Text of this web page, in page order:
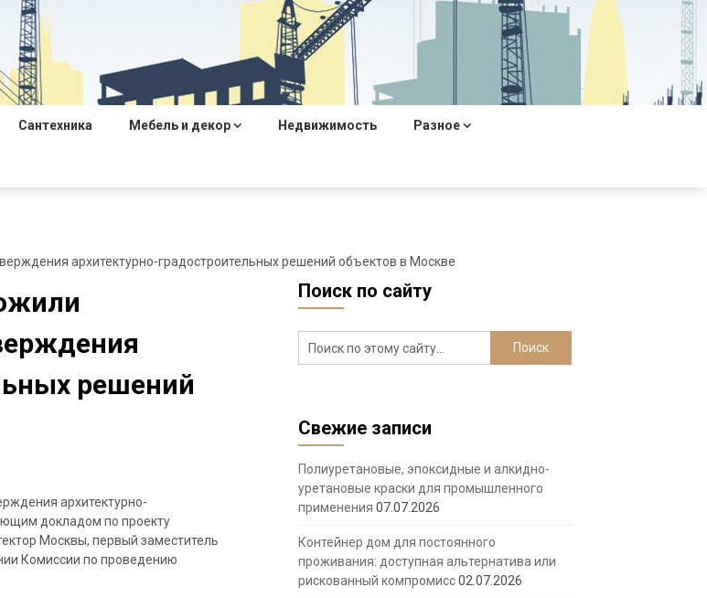
Сантехника Мебель и декор Недвижимость Разное
архитектурно-градостроительных решений объектов в Москве
решений
архитектурно-
докладом по проекту
Москвы, первый заместитель
Комиссии по проведению
Поиск по сайту
Свежие записи
Полиуретановые, эпоксидные и алкидно-
уретановые краски для промышленного
применения 07.07.2026
Контейнер дом для постоянного
проживания: доступная альтернатива или
рискованный компромисс02.07.2026